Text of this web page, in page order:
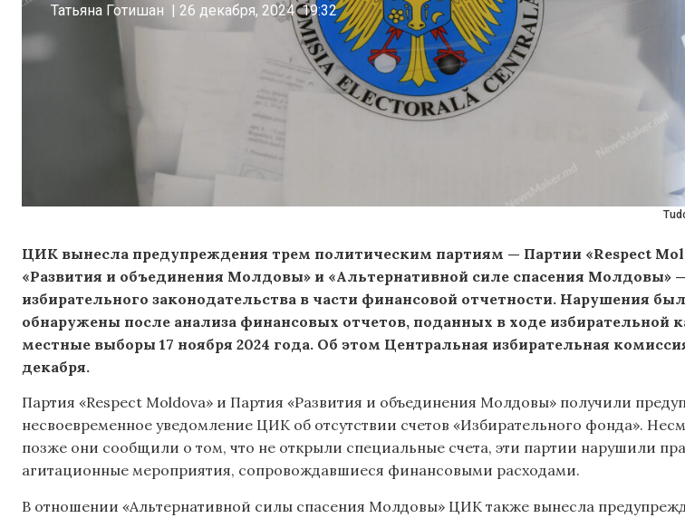
Татьяна Готишан | 26 декабря, 2024 19:32
ЦИК вынесла предупреждения трем политическим партиям — Партии «Respect
«Развития и объединения Молдовы» и «Альтернативной силе спасения Молдовы»
избирательного законодательства в части финансовой отчетности. Нарушения
обнаружены после анализа финансовых отчетов, поданных в ходе избирательной
местные выборы 17 ноября 2024 года. Об этом Центральная избирательная
декабря.
Партия «Respect Moldova» и Партия «Развития и объединения Молдовы» получили
несвоевременное уведомление ЦИК об отсутствии счетов «Избирательного фонда».
позже они сообщили о том, что не открыли специальные счета, эти партии нарушили
агитационные мероприятия, сопровождавшиеся финансовыми расходами.
В отношении «Альтернативной силы спасения Молдовы» ЦИК также вынесла